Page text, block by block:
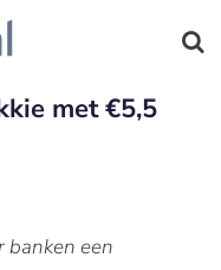
met €5,5
banken een